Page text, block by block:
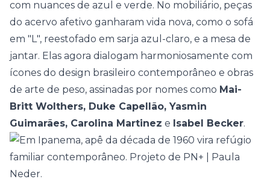
com nuances de azul e verde. No mobiliário, peças
do acervo afetivo ganharam vida nova, como o sofá
em "L", reestofado em sarja azul-claro, e a mesa de
jantar. Elas agora dialogam harmoniosamente com
ícones do design brasileiro contemporâneo e obras
de arte de peso, assinadas por nomes como Mai-
Britt Wolthers, Duke Capellão, Yasmin
Guimarães, Carolina Martinez e Isabel Becker.